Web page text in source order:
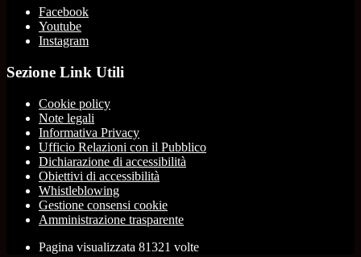
Facebook
Youtube
Instagram
Sezione Link Utili
Cookie policy
Note legali
Informativa Privacy
Ufficio Relazioni con il Pubblico
Dichiarazione di accessibilità
Obiettivi di accessibilità
Whistleblowing
Gestione consensi cookie
Amministrazione trasparente
Pagina visualizzata 81321 volte